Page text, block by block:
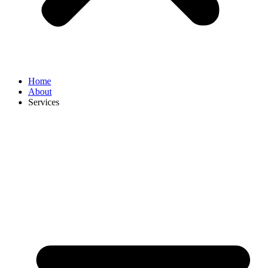
Home
About
Services